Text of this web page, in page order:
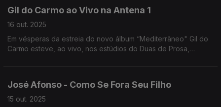
Gil do Carmo ao Vivo na Antena 1
16 out. 2025
Em vésperas da estreia do novo álbum “Mediterrâneo" Gil do
Carmo esteve, ao vivo, nos estúdios do Duas de Prosa,
José Afonso - Como Se Fora Seu Filho
15 out. 2025